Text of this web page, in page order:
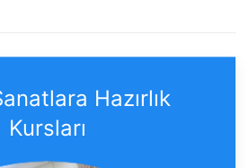
Hazırlık
Kursları